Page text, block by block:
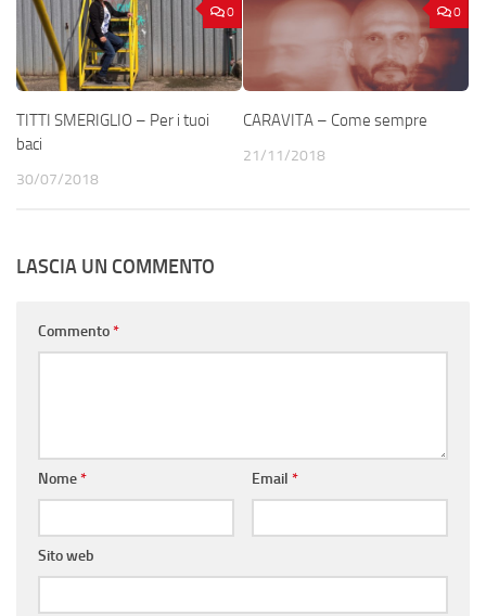
0
TITTI SMERIGLIO – Per i tuoi
baci
30/07/2018
0
CARAVITA – Come sempre
21/11/2018
LASCIA UN COMMENTO
Commento*
Nome* Email *
Sito web